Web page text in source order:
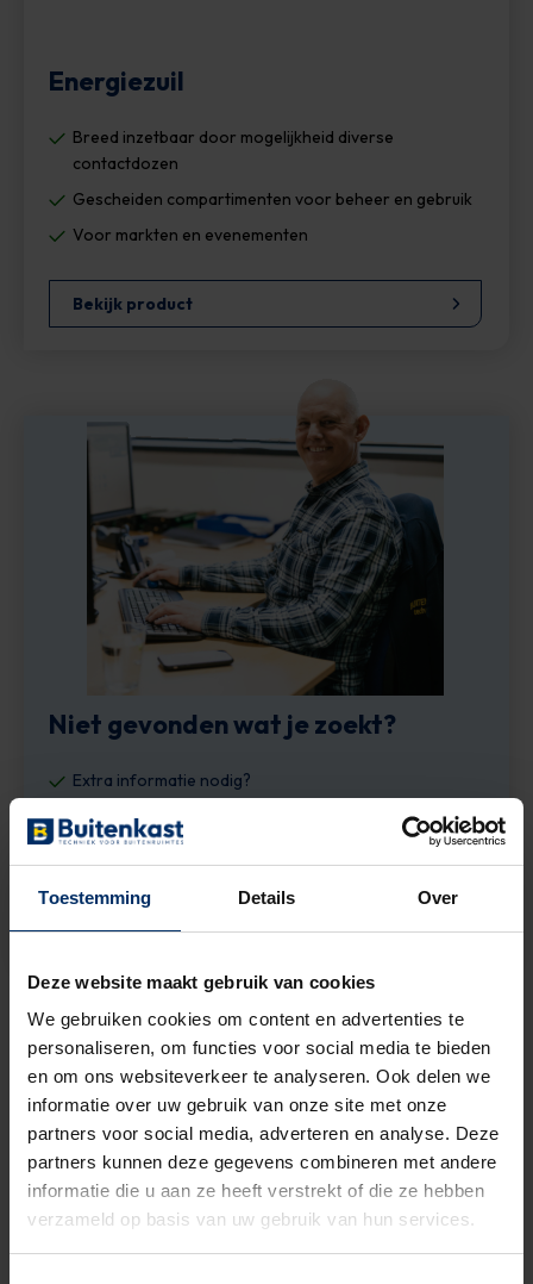
Toestemming Details Over
Deze website maakt gebruik van cookies
We gebruiken cookies om content en advertenties te
personaliseren, om functies voor social media te bieden
en om ons websiteverkeer te analyseren. Ook delen we
informatie over uw gebruik van onze site met onze
partners voor social media, adverteren en analyse. Deze
partners kunnen deze gegevens combineren met andere
informatie die u aan ze heeft verstrekt of die ze hebben
verzameld op basis van uw gebruik van hun services.
Energiezuil
Breed inzetbaar door mogelijkheid diverse
contactdozen
Gescheiden compartimenten voor beheer en gebruik
Voor markten en evenementen
Bekijk product
Niet gevonden wat je zoekt?
Extra informatie nodig?
Gratis deskundig advies van één van onze adviseurs
Elke werkdag bereikbaar tussen 7:30 en 17:00
Straatkast voor elektra of gas
Wil je in een buitenruimte gebruik maken vanelektraofgas? Met
een kunststof of rvs straatkast heb je een veilige behuizing voor
diverse aansluitingen.
Onze straatkasten zijn goedgekeurd door Netbeheer
Nederlanden daardoor ook geschik voor energieaansluitingen